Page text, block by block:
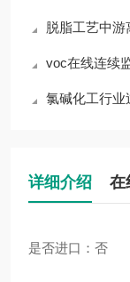
脱脂工艺中游
voc在线连续
氯碱化工行业
详细介绍 在
是否进口：否